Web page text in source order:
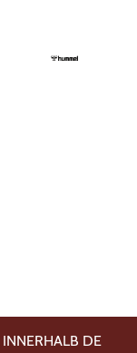
DE